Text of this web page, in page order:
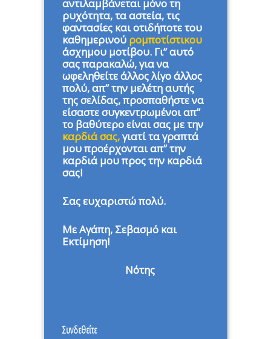
αντιλαμβάνεται μόνο τη
ρυχότητα, τα αστεία, τις
φαντασίες και οτιδήποτε του
καθημερινού ρομποτίστικου
άσχημου μοτίβου. Γι” αυτό
σας παρακαλώ, για να
ωφεληθείτε άλλος λίγο άλλος
πολύ, απ” την μελέτη αυτής
της σελίδας, προσπαθήστε να
είσαστε συγκεντρωμένοι απ”
το βαθύτερο είναι σας με την
καρδιά σας,γιατί τα γραπτά
μου προέρχονται απ” την
καρδιά μου προς την καρδιά
σας!
Σας ευχαριστώ πολύ.
Με Αγάπη, Σεβασμό και
Εκτίμηση!
Νότης
Συνδεθείτε